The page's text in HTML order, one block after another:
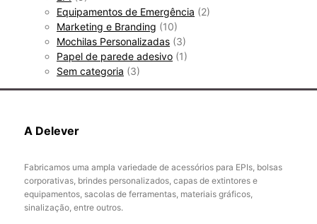
Equipamentos de Emergência (2)
Marketing e Branding (10)
Mochilas Personalizadas (3)
Papel de parede adesivo (1)
Sem categoria (3)
A Delever
Fabricamos uma ampla variedade de acessórios para EPIs, bolsas
corporativas, brindes personalizados, capas de extintores e
equipamentos, sacolas de ferramentas, materiais gráficos,
sinalização, entre outros.